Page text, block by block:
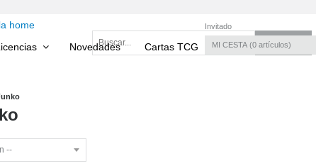
Invitado
MI CESTA 0 artículos
Novedades Cartas TCG Torneos TCG